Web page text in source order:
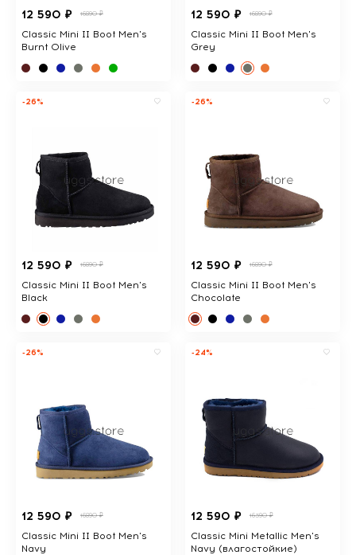
12 590 ₽ 16890 ₽
Classic Mini II Boot Men's
Burnt Olive
12 590 ₽ 16890 ₽
Classic Mini II Boot Men's
Grey
-26%
12 590 ₽ 16890 ₽
Classic Mini II Boot Men's
Black
-26%
12 590 ₽ 16890 ₽
Classic Mini II Boot Men's
Chocolate
-26%
12 590 ₽ 16890 ₽
Classic Mini II Boot Men's
Navy
-24%
12 590 ₽ 16390 ₽
Classic Mini Metallic Men's
Navy (влагостойкие)